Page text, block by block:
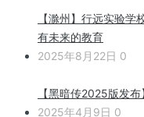
【滁州】行远实验学
有未来的教育
2025年8月22日 0
【黑暗传2025版发
2025年4月9日 0